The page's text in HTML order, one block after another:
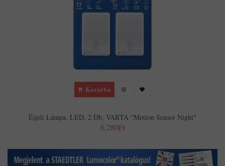
Kosárba
Éjjeli Lámpa, LED, 2 Db, VARTA "Motion Sensor Night"
6,280Ft